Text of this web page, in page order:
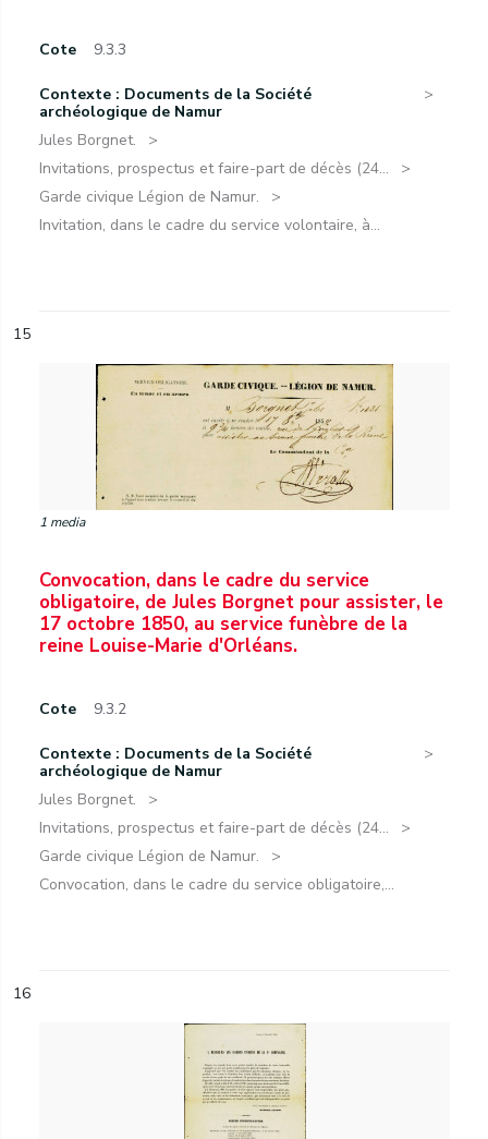
Cote 9.3.3
Contexte : Documents de la Société
archéologique de Namur
Jules Borgnet.
Invitations, prospectus et faire-part de décès (24...
Garde civique Légion de Namur.
Invitation, dans le cadre du service volontaire, à...
15
1 media
Convocation, dans le cadre du service
obligatoire, de Jules Borgnet pour assister, le
17 octobre 1850, au service funèbre de la
reine Louise-Marie d'Orléans.
Cote 9.3.2
Contexte : Documents de la Société
archéologique de Namur
Jules Borgnet.
Invitations, prospectus et faire-part de décès (24...
Garde civique Légion de Namur.
Convocation, dans le cadre du service obligatoire,...
16